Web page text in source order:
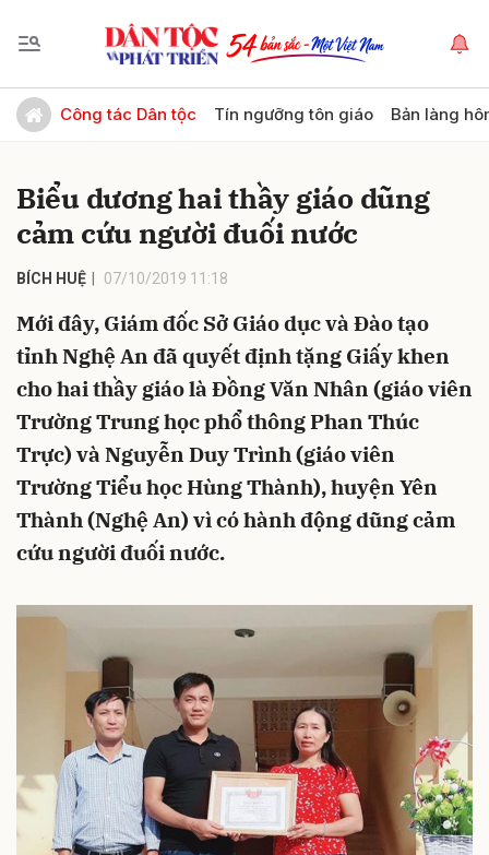
Công tác Dân tộc Tín ngưỡng tôn giáo Bản làng
Biểu dương hai thầy giáo dũng
cảm cứu người đuối nước
BÍCH HUỆ 07/10/2019 11:18
Mới đây, Giám đốc Sở Giáo dục và Đào tạo
tỉnh Nghệ An đã quyết định tặng Giấy khen
cho hai thầy giáo là Đồng Văn Nhân (giáo viên
Trường Trung học phổ thông Phan Thúc
Trực) và Nguyễn Duy Trình (giáo viên
Trường Tiểu học Hùng Thành), huyện Yên
Thành (Nghệ An) vì có hành động dũng cảm
cứu người đuối nước.
Gửi bình luận
Hủy Gửi